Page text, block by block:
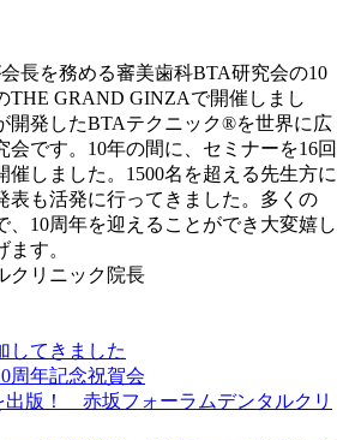
長を務める審美歯科BTA研究会の10
THE GRAND GINZAで開催しまし
開発したBTAテクニック®︎を世界に広
です。10年の間に、セミナーを16回
催しました。1500名を超える先生方に
表も活発に行ってきました。多くの
、10周年を迎えることができ大変嬉し
す。
クリニック院長
してきました
年記念祝賀会
版！ 赤坂フォーラムデンタルクリ